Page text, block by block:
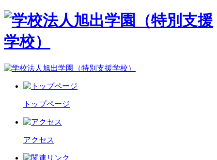
トップページ
アクセス